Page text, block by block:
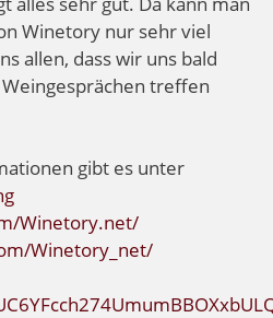
Winetory nur sehr viel
allen, dass wir uns bald
treffen
gibt es unter
Winetory.net/
Winetory_net/